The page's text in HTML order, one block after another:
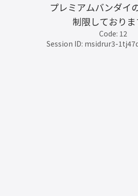
プレミアムバンダイ
制限しておりま
Code: 12
Session ID: msidrur3-